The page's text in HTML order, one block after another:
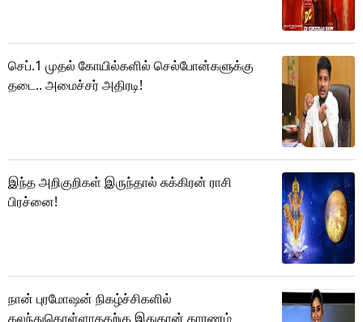
செப்.1 முதல் கோயில்களில் செல்போன்களுக்கு
தடை.. அமைச்சர் அதிரடி!
இந்த அறிகுறிகள் இருந்தால் சுக்கிரன் ராசி
பிரச்னை!
நான் புரமோஷன் நிகழ்ச்சிகளில்
கலந்துகொள்ளாததற்கு இதுதான் காரணம்